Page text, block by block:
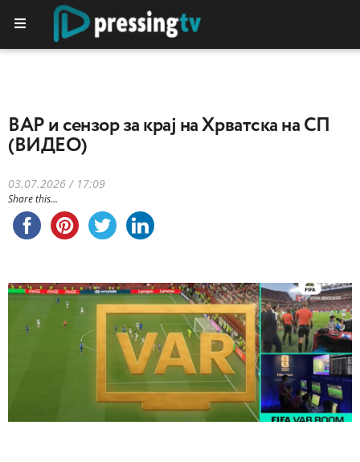
ВАР и сензор за крај на Хрватска на СП
(ВИДЕО)
03.07.2026 / 17:09
Share this...